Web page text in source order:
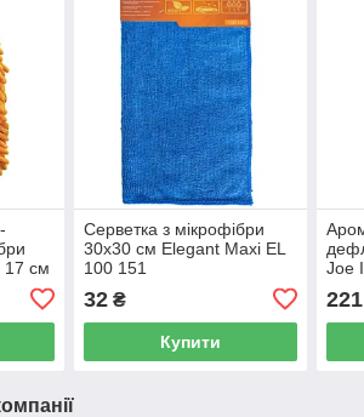
17 см
153
Серветка з мікрофібри
30x30 см Elegant Maxi EL
100 151
32₴
Купити
Joe
221